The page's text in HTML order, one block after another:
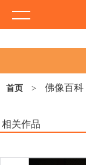
首页 > 佛像百科
相关作品